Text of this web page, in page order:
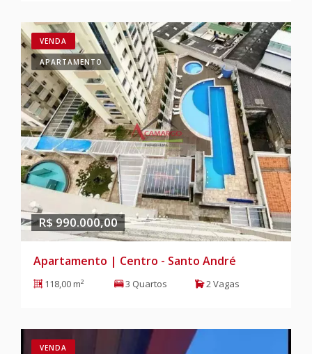
VENDA
APARTAMENTO
R$ 990.000,00
Apartamento | Centro - Santo André
118,00 m² 3 Quartos 2 Vagas
VENDA